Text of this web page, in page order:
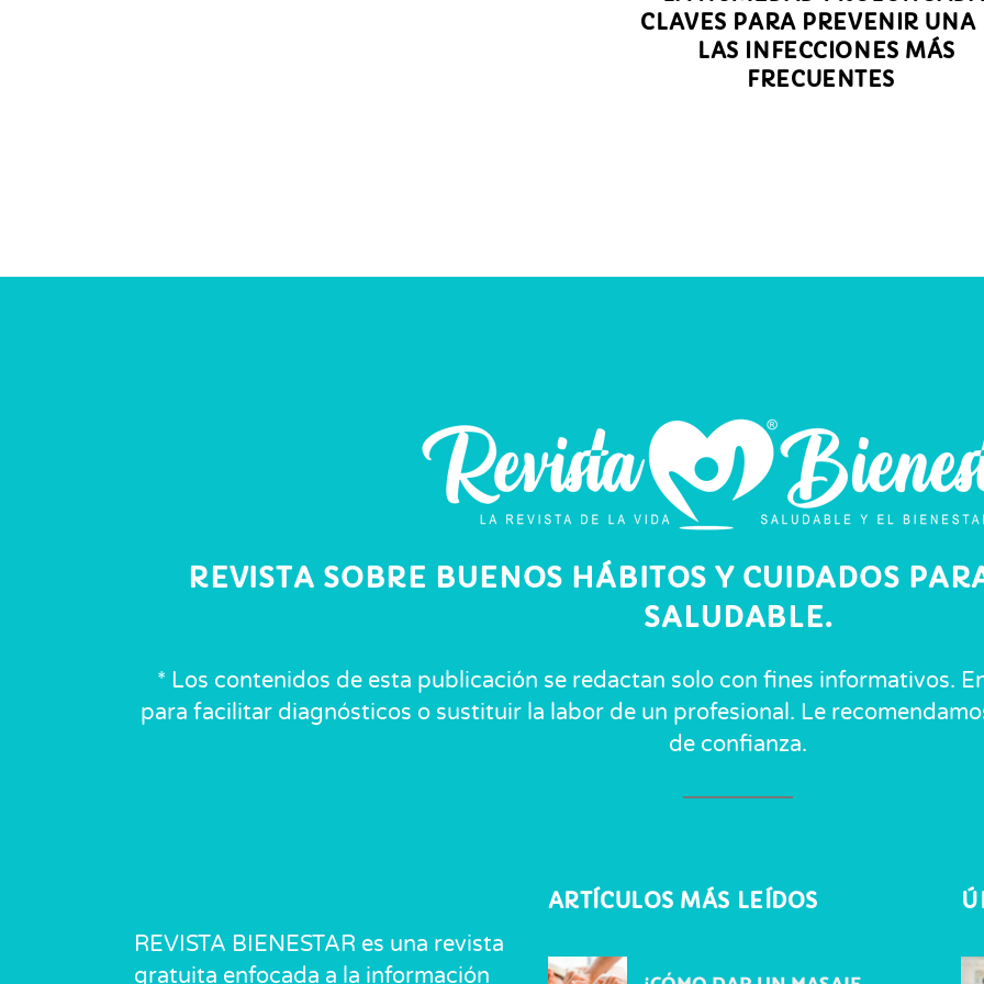
CLAVES PARA PREVENIR UNA
LAS INFECCIONES MÁS
FRECUENTES
REVISTA SOBRE BUENOS HÁBITOS Y CUIDADOS
SALUDABLE.
* Los contenidos de esta publicación se redactan solo con fines informativos.
para facilitar diagnósticos o sustituir la labor de un profesional. Le
de confianza.
REVISTA BIENESTAR es una revista
gratuita enfocada a la información
ARTÍCULOS MÁS LEÍDOS